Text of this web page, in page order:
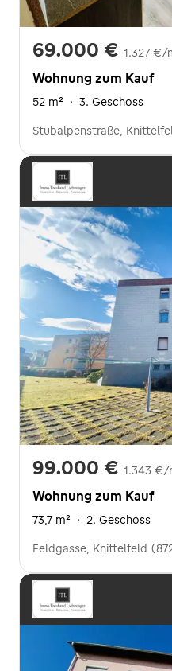
69.000 € 1.327 €/
Wohnung zum Kauf
52 m² · 3. Geschoss
Stubalpenstraße,
99.000 € 1.343 €/
Wohnung zum Kauf
73,7 m² · 2. Geschoss
Feldgasse, Knittelfeld